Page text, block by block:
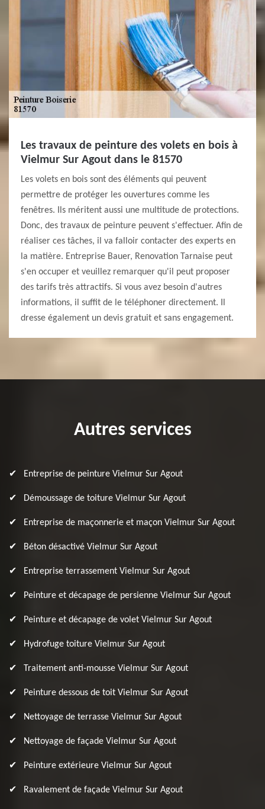
Les travaux de peinture des volets en bois à
Vielmur Sur Agout dans le 81570
Les volets en bois sont des éléments qui peuvent
permettre de protéger les ouvertures comme les
fenêtres. Ils méritent aussi une multitude de protections.
Donc, des travaux de peinture peuvent s'effectuer. Afin de
réaliser ces tâches, il va falloir contacter des experts en
la matière. Entreprise Bauer, Renovation Tarnaise peut
s'en occuper et veuillez remarquer qu'il peut proposer
des tarifs très attractifs. Si vous avez besoin d'autres
informations, il suffit de le téléphoner directement. Il
dresse également un devis gratuit et sans engagement.
Autres services
Entreprise de peinture Vielmur Sur Agout
Démoussage de toiture Vielmur Sur Agout
Entreprise de maçonnerie et maçon Vielmur Sur Agout
Béton désactivé Vielmur Sur Agout
Entreprise terrassement Vielmur Sur Agout
Peinture et décapage de persienne Vielmur Sur Agout
Peinture et décapage de volet Vielmur Sur Agout
Hydrofuge toiture Vielmur Sur Agout
Traitement anti-mousse Vielmur Sur Agout
Peinture dessous de toit Vielmur Sur Agout
Nettoyage de terrasse Vielmur Sur Agout
Nettoyage de façade Vielmur Sur Agout
Peinture extérieure Vielmur Sur Agout
Ravalement de façade Vielmur Sur Agout